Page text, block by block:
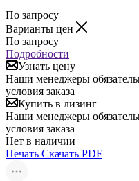
По запросу
Варианты цен
По запросу
Подробности
Узнать цену
Наши менеджеры
условия заказа
Купить в лизинг
Наши менеджеры
условия заказа
Нет в наличии
Печать Скачать PDF